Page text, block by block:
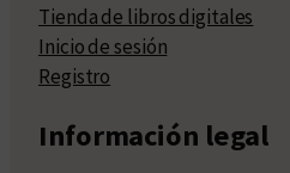
Tienda de libros digitales
Inicio de sesión
Registro
Información legal